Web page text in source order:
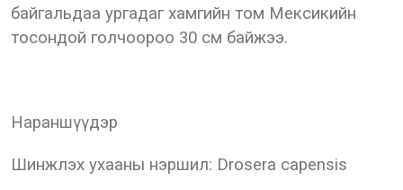
байгальдаа ургадаг хамгийн том Мексикийн
тосондой голчоороо 30 см байжээ.
Нараншүүдэр
Шинжлэх ухааны нэршил: Drosera capensis